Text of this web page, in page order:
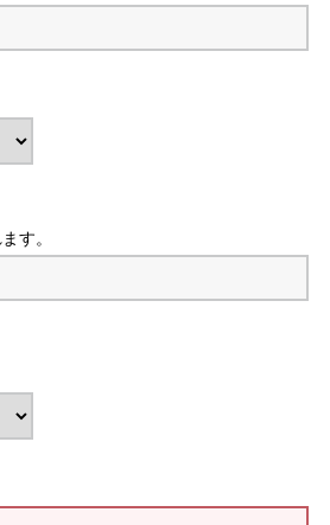
す。